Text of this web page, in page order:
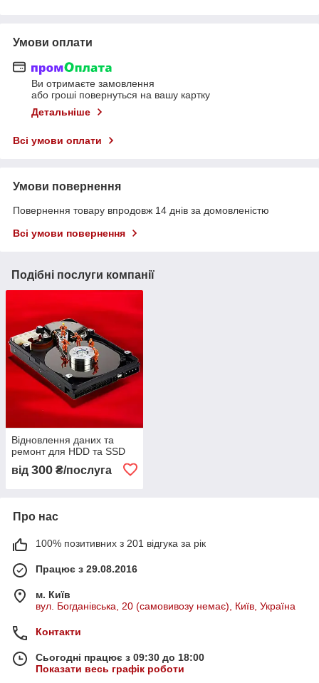
Умови оплати
Ви отримаєте замовлення
або гроші повернуться на вашу картку
Детальніше
Всі умови оплати
Умови повернення
Повернення товару впродовж 14 днів за домовленістю
Всі умови повернення
Подібні послуги компанії
Відновлення даних та
ремонт для HDD та SSD
від 300 ₴/послуга
Про нас
100% позитивних з 201 відгука за рік
Працює з 29.08.2016
м. Київ
вул. Богданівська, 20 (самовивозу немає), Київ, Україна
Контакти
Сьогодні працює з 09:30 до 18:00
Показати весь графік роботи